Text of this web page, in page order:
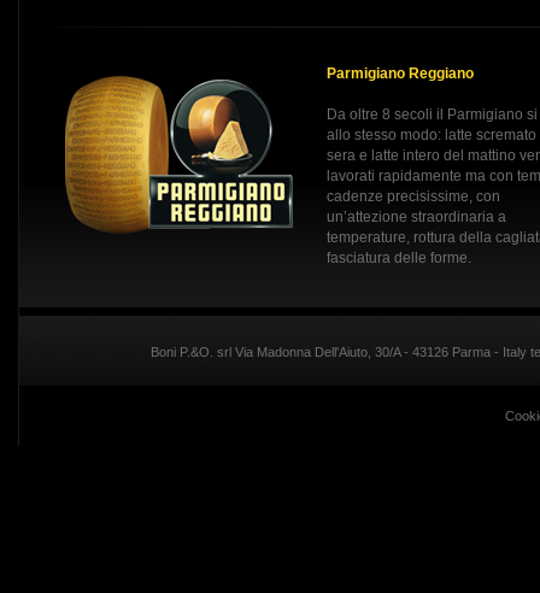
Parmigiano Reggiano
Da oltre 8 secoli il Parmigiano si
allo stesso modo: latte scremato
sera e latte intero del mattino
lavorati rapidamente ma con
cadenze precisissime, con
un’attezione straordinaria a
temperature, rottura della
fasciatura delle forme.
Boni P.&O. srl Via Madonna Dell'Aiuto, 30/A - 43126 Parma - Italy